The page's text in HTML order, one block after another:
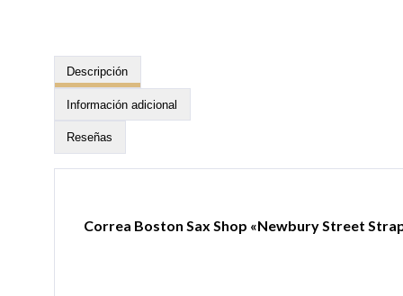
Descripción
Información adicional
Reseñas
Correa Boston Sax Shop «Newbury Street